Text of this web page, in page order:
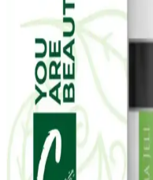
EDLIKE'in saf yağlar ve el
sabunu, cildi nazikçe
ciltlere uygun, doğal içerikli
sağlığını destekler.
W-Lab Kozmetik
CC Krem Seti:
Çözüm
Madeleb Krem ve CC krem
vegan formülüyle günlük